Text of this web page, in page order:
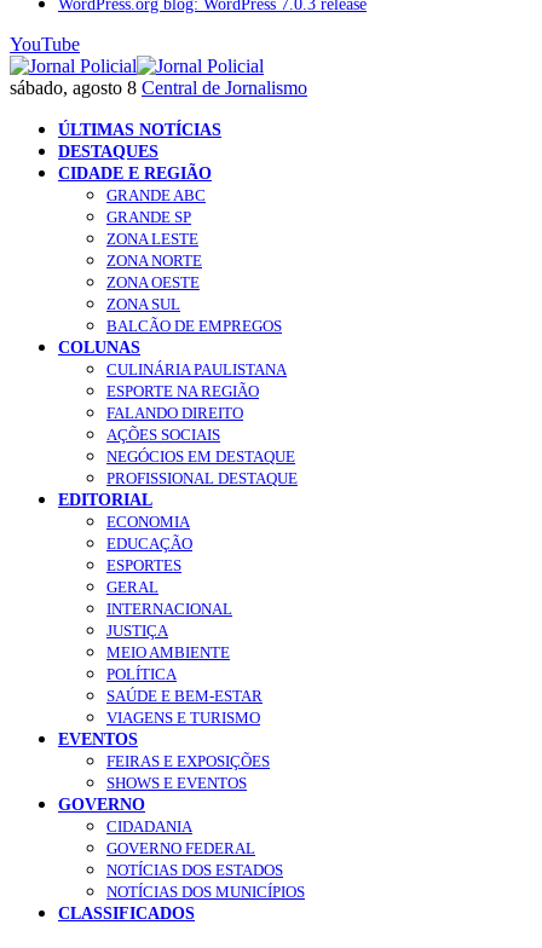
WordPress.org blog: WordPress 7.0.3 release
YouTube
sábado, agosto 8 Central de Jornalismo
ÚLTIMAS NOTÍCIAS
DESTAQUES
CIDADE E REGIÃO
GRANDE ABC
GRANDE SP
ZONA LESTE
ZONA NORTE
ZONA OESTE
ZONA SUL
BALCÃO DE EMPREGOS
COLUNAS
CULINÁRIA PAULISTANA
ESPORTE NA REGIÃO
FALANDO DIREITO
AÇÕES SOCIAIS
NEGÓCIOS EM DESTAQUE
PROFISSIONAL DESTAQUE
EDITORIAL
ECONOMIA
EDUCAÇÃO
ESPORTES
GERAL
INTERNACIONAL
JUSTIÇA
MEIO AMBIENTE
POLÍTICA
SAÚDE E BEM-ESTAR
VIAGENS E TURISMO
EVENTOS
FEIRAS E EXPOSIÇÕES
SHOWS E EVENTOS
GOVERNO
CIDADANIA
GOVERNO FEDERAL
NOTÍCIAS DOS ESTADOS
NOTÍCIAS DOS MUNICÍPIOS
CLASSIFICADOS